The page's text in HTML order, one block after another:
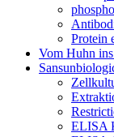
Protein
Vom Huhn
ELISA